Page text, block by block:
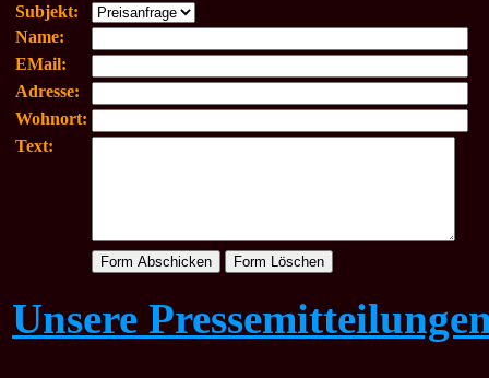
Subjekt:
Name:
EMail:
Adresse:
Wohnort:
Text:
Unsere